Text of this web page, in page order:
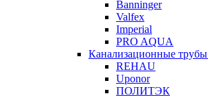
Banninger
Valfex
Imperial
PRO AQUA
Канализационные трубы
REHAU
Uponor
ПОЛИТЭК